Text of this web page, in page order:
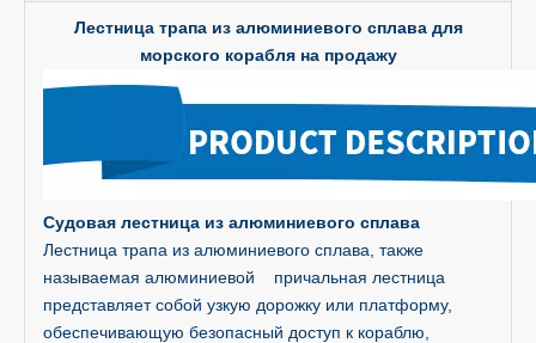
Лестница трапа из алюминиевого сплава для
морского корабля на продажу
Судовая лестница из алюминиевого сплава
Лестница трапа из алюминиевого сплава, также
называемая алюминиевой причальная лестница
представляет собой узкую дорожку или платформу,
обеспечивающую безопасный доступ к кораблю,